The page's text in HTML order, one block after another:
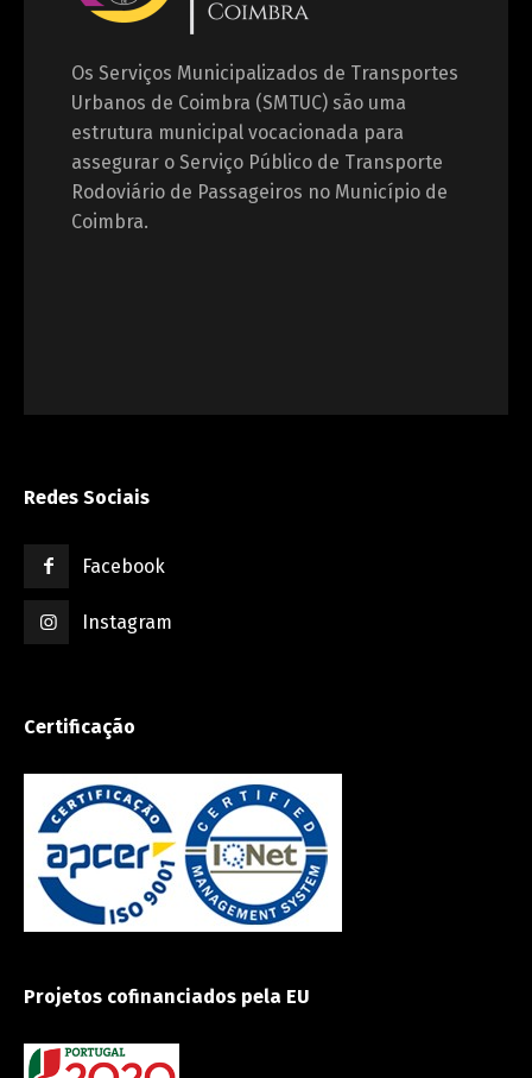
Os Serviços Municipalizados de Transportes
Urbanos de Coimbra (SMTUC) são uma
estrutura municipal vocacionada para
assegurar o Serviço Público de Transporte
Rodoviário de Passageiros no Município de
Coimbra.
Redes Sociais
Facebook
Instagram
Certificação
Projetos cofinanciados pela EU